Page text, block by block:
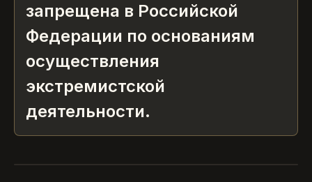
запрещена в Российской
Федерации по основаниям
осуществления
экстремистской
деятельности.